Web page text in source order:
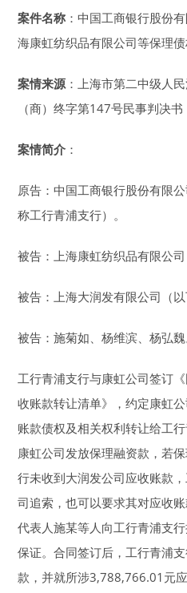
案件名称 ：中国工商银行股份
海康虹纺织品有限公司等保理
案情来源：上海市第二中级人
（商）终字第147号民事判决书
案情简介 ：
原告：中国工商银行股份有限
称工行青浦支行）。
被告：上海康虹纺织品有限公司
被告：上海大润发有限公司（以
被告：施菊如、杨维滨、杨弘魏
工行青浦支行与康虹公司签订
收账款转让清单》，约定康虹
账款债权及相关权利转让给工
康虹公司发放保理融资款，若
行未收到大润发公司应收账款
司追索，也可以要求其对应收
代表人施某等人向工行青浦支
保证。合同签订后，工行青浦
款，并就所涉3,788,766.01元